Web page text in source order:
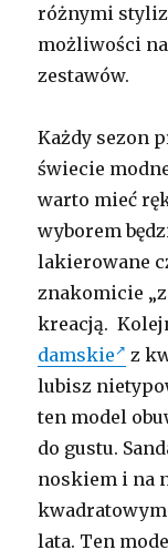
różnymi
możliwości
zestawów.
Każdy sezon
świecie
warto mieć
wyborem
lakierowane
znakomicie
kreacją.
damskie
z
lubisz
ten model
do gustu.
noskiem i na
lata. Ten